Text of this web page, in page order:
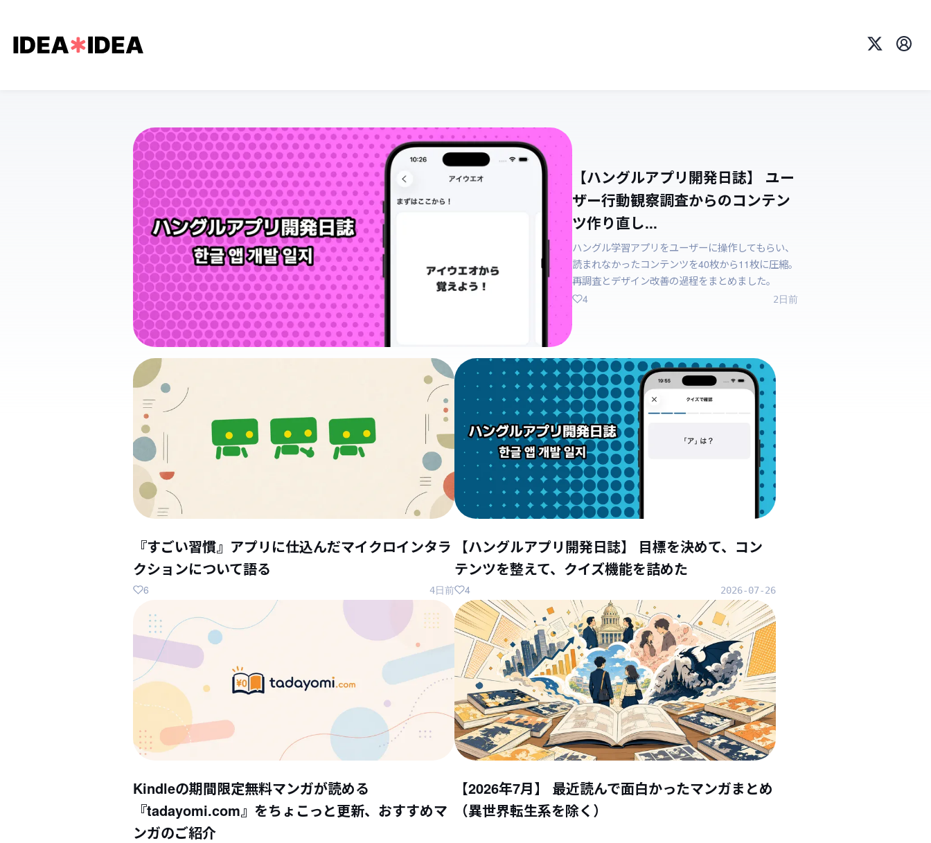
X プロ
【ハングルアプリ開発日誌】 ユー
ザー行動観察調査からのコンテン
ツ作り直し...
ハングル学習アプリをユーザーに操作してもらい、
読まれなかったコンテンツを40枚から11枚に圧縮。
再調査とデザイン改善の過程をまとめました。
2日前
4
『すごい習慣』アプリに仕込んだマイクロインタラ
クションについて語る
4日前
6
【ハングルアプリ開発日誌】 目標を決めて、コン
テンツを整えて、クイズ機能を詰めた
2026-07-26
4
Kindleの期間限定無料マンガが読める
『tadayomi.com』をちょこっと更新、おすすめマ
ンガのご紹介
【2026年7月】 最近読んで面白かったマンガまとめ
（異世界転生系を除く）